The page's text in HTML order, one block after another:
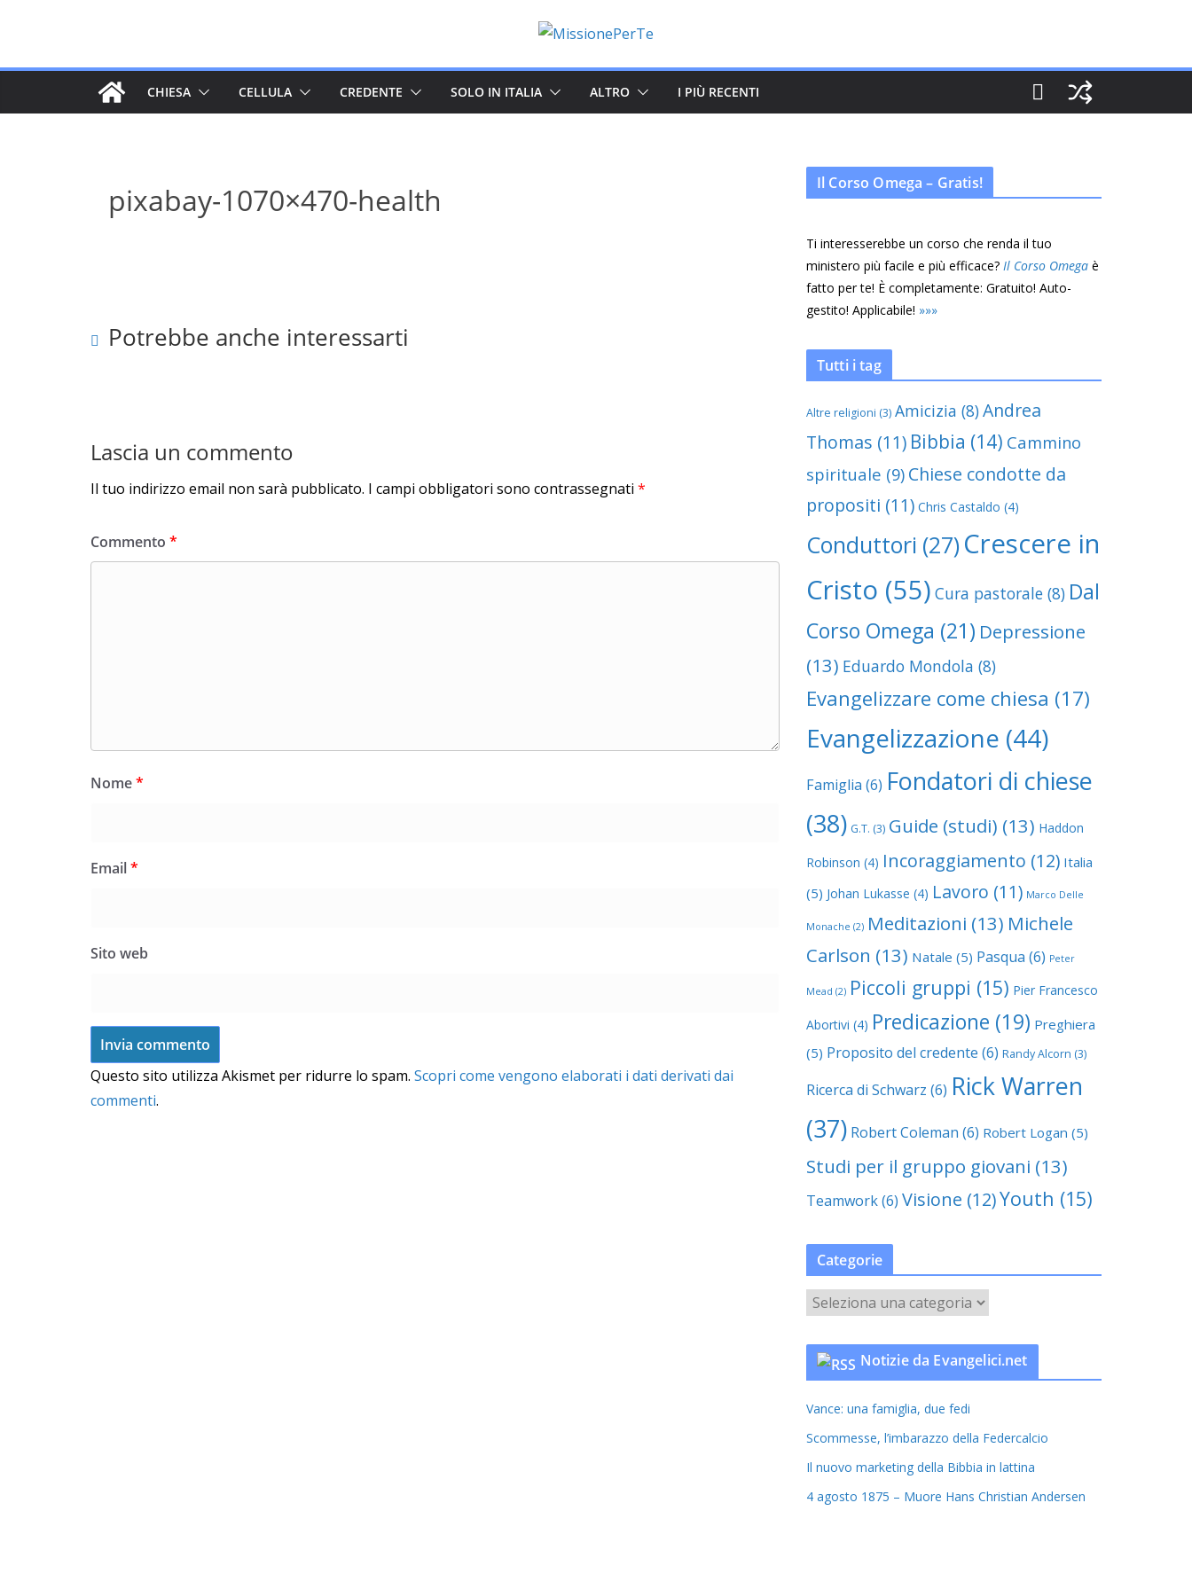
CHIESA CELLULA CREDENTE SOLO IN ITALIA ALTRO I PIÙ RECENTI
pixabay-1070×470-health
Potrebbe anche interessarti
Lascia un commento
Il tuo indirizzo email non sarà pubblicato. I campi obbligatori sono contrassegnati *
Commento *
Nome*
Email*
Sito web
Questo sito utilizza Akismet per ridurre lo spam. Scopri come vengono elaborati i dati derivati dai
commenti.
Il Corso Omega – Gratis!
Ti interesserebbe un corso che renda il tuo
ministero più facile e più efficace? Il Corso Omega è
fatto per te! È completamente: Gratuito! Auto-
gestito! Applicabile! »»»
Tutti i tag
Altre religioni (3) Amicizia (8)Andrea
Thomas (11) Bibbia (14) Cammino
spirituale (9) Chiese condotte da
propositi (11) Chris Castaldo (4)
Conduttori (27) Crescere in
Cristo (55) Cura pastorale (8) Dal
Corso Omega (21) Depressione
(13) Eduardo Mondola (8)
Evangelizzare come chiesa (17)
Evangelizzazione (44)
Famiglia (6) Fondatori di chiese
(38) G.T. (3) Guide (studi) (13) Haddon
Robinson (4) Incoraggiamento (12) Italia
(5) Johan Lukasse (4) Lavoro (11) Marco Delle
Monache (2) Meditazioni (13) Michele
Carlson (13) Natale (5) Pasqua (6) Peter
Mead (2) Piccoli gruppi (15) Pier Francesco
Abortivi (4) Predicazione (19) Preghiera
(5) Proposito del credente (6) Randy Alcorn (3)
Ricerca di Schwarz (6) Rick Warren
(37) Robert Coleman (6) Robert Logan (5)
Studi per il gruppo giovani (13)
Teamwork(6) Visione (12)Youth (15)
Categorie
a
t
o
r
e
Notizie da Evangelici.net
Vance: una famiglia, due fedi
Scommesse, l’imbarazzo della Federcalcio
Il nuovo marketing della Bibbia in lattina
4 agosto 1875 – Muore Hans Christian Andersen